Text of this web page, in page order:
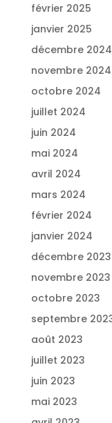
février 2025
janvier 2025
décembre 2024
novembre 2024
octobre 2024
juillet 2024
juin 2024
mai 2024
avril 2024
mars 2024
février 2024
janvier 2024
décembre 2023
novembre 2023
octobre 2023
septembre
août 2023
juillet 2023
juin 2023
mai 2023